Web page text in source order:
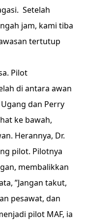
Setelah
jam, kami tiba
tertutup
Pilot
di antara awan
dan Perry
ke bawah,
Herannya, Dr.
pilot. Pilotnya
membalikkan
”Jangan takut,
pesawat, dan
pilot MAF, ia